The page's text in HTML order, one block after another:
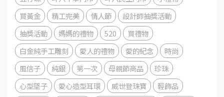
買黃金
精工完美 情人節
設計師抽獎活動
抽獎活動
媽媽的禮物 520
買禮物
白金純手工雕刻
愛人的禮物 愛的紀念
時尚
風信子
純銀 第一次 母親節商品
珍珠
心型墜子
愛心造型耳環 威世登珠寶
輕飾品